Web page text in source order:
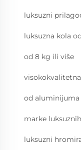
luksuzni
luksuzna kola
od 8 kg ili više
od aluminijuma
marke
luksuzni